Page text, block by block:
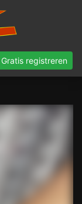
Gratis registreren